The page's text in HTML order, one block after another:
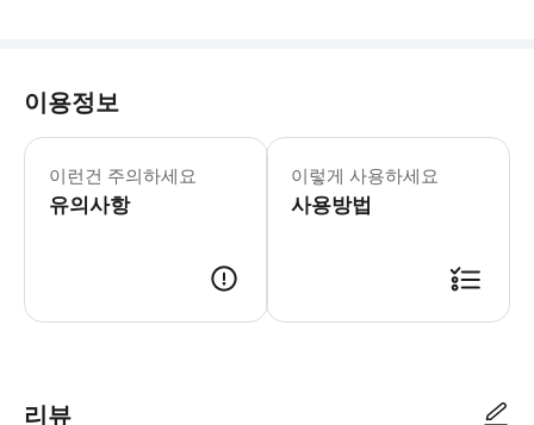
이용정보
이런건 주의하세요
유의사항
페리 운영사: SNAV 예약 완료 시 필
이렇게 사용하세요
사용방법
리뷰